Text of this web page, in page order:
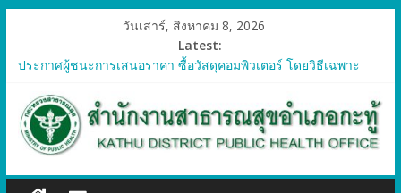
วันเสาร์, สิงหาคม 8, 2026
Latest:
ประกาศผู้ชนะการเสนอราคา ซื้อวัสดุคอมพิวเตอร์ โดยวิธีเฉพาะ
ประกาศผู้ชนะการเสนอราคา จัดซื้อวัสดุทางการแพทย์สำหรับ
โครงการป้องกันควบคุมโรคติดต่อและภัยสุขภาพในแรงงานต่างด้าว
อำเภอกะทู้ ปี 2569
เจาะจง